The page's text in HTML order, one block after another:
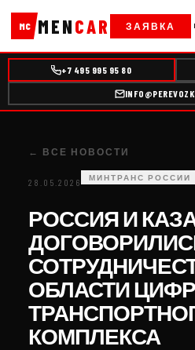
MC MENCAR ЗАЯВКА
+7 495 995 95 80
← ВСЕ НОВОСТИ
28.05.2026 МИНТРАНС РОССИИ
РОССИЯ И
ОБЛАСТИ
КОМПЛЕКСА